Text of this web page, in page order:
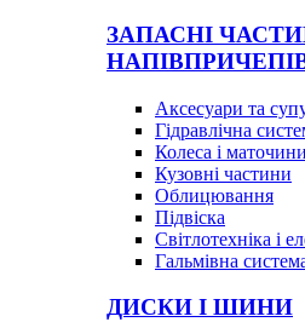
ЗАПАСНІ
Аксесуари та
Гідравлічна
Колеса і маточини
Кузовні частини
Облицювання
Підвіска
Світлотехніка і
Гальмівна
ДИСКИ І ШИНИ